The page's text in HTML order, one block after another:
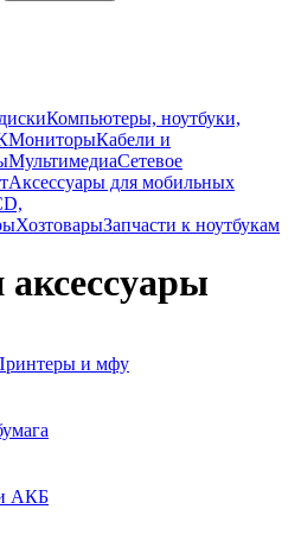
Компьютеры, ноутбуки,
МониторыКабели и
МультимедиаСетевое
Аксессуары для мобильных
ХозтоварыЗапчасти к ноутбукам
и мфу
АКБ